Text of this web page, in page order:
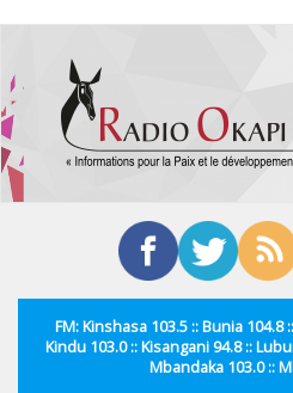
contenu
principal
FM: Kinshasa 103.5 :: Bunia 104.8
Kindu 103.0 :: Kisangani 94.8 ::
Mbandaka 103.0 ::